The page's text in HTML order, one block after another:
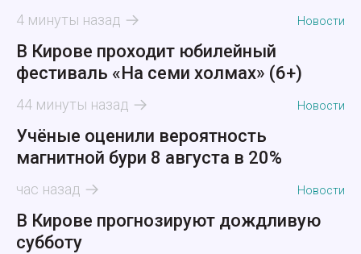
4 минуты назад Новости
В Кирове проходит юбилейный
фестиваль «На семи холмах» (6+)
44 минуты назад Новости
Учёные оценили вероятность
магнитной бури 8 августа в 20%
час назад Новости
В Кирове прогнозируют дождливую
субботу